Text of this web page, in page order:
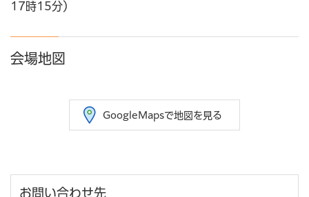
17時15分）
会場地図
GoogleMapsで地図を見る
お問い合わせ先